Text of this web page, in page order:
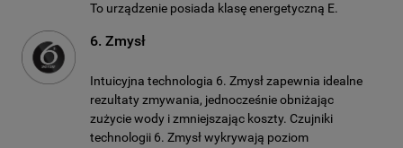
To urządzenie posiada klasę energetyczną E.
6. Zmysł
Intuicyjna technologia 6. Zmysł zapewnia idealne
rezultaty zmywania, jednocześnie obniżając
zużycie wody i zmniejszając koszty. Czujniki
technologii 6. Zmysł wykrywają poziom